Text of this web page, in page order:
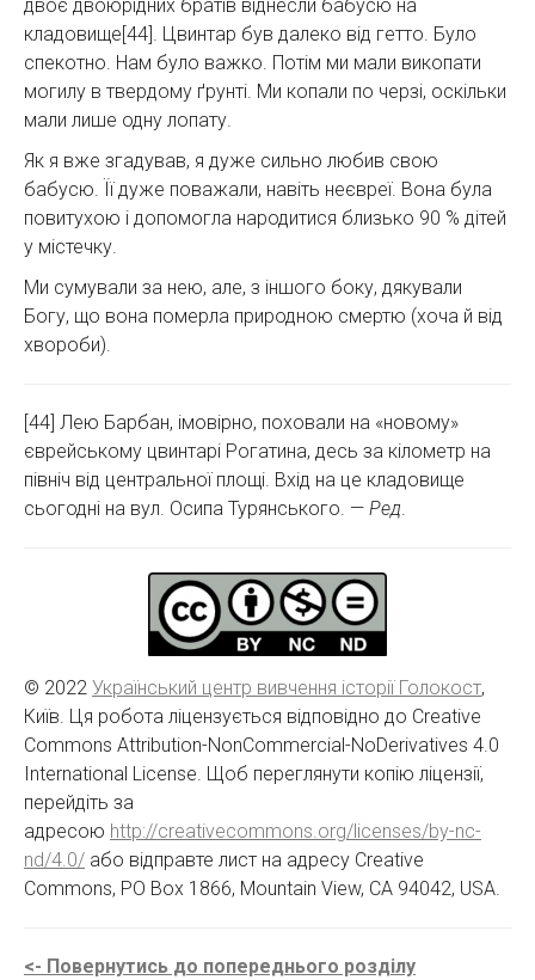
двоє двоюрідних братів віднесли бабусю на
кладовище[44]. Цвинтар був далеко від гетто. Було
спекотно. Нам було важко. Потім ми мали викопати
могилу в твердому ґрунті. Ми копали по черзі, оскільки
мали лише одну лопату.
Як я вже згадував, я дуже сильно любив свою
бабусю. Її дуже поважали, навіть неєвреї. Вона була
повитухою і допомогла народитися близько 90 % дітей
у містечку.
Ми сумували за нею, але, з іншого боку, дякували
Богу, що вона померла природною смертю (хоча й від
хвороби).
[44] Лею Барбан, імовірно, поховали на «новому»
єврейському цвинтарі Рогатина, десь за кілометр на
північ від центральної площі. Вхід на це кладовище
сьогодні на вул. Осипа Турянського. — Ред
© 2022 Український центр вивчення історії Голокост,
Київ. Ця робота ліцензується відповідно до Creative
Commons Attribution-NonCommercial-NoDerivatives 4.0
International License. Щоб переглянути копію ліцензії,
перейдіть за
адресою http://creativecommons.org/licenses/by-nc-
nd/4.0/ або відправте лист на адресу Creative
Commons, PO Box 1866, Mountain View, CA 94042, USA.
<- Повернутись до попереднього розділу